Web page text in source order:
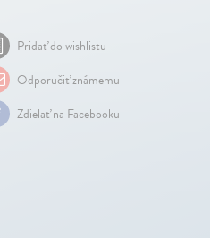
Pridať do wishlistu
Odporučiť známemu
Zdielať na Facebooku